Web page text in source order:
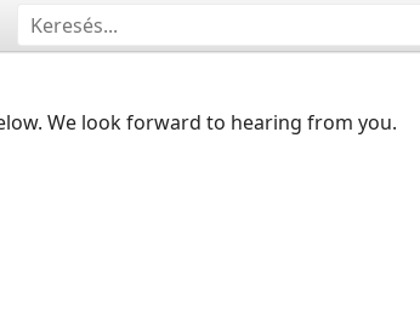
We look forward to hearing from you.